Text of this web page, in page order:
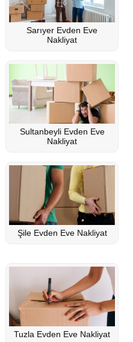
Sarıyer Evden Eve
Nakliyat
Sultanbeyli Evden Eve
Nakliyat
Şile Evden Eve Nakliyat
Tuzla Evden Eve Nakliyat